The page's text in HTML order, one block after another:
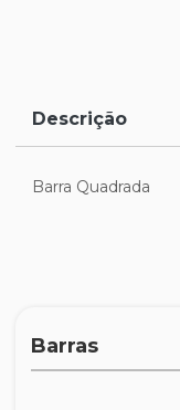
Descrição
Barra Quadrada
Barras